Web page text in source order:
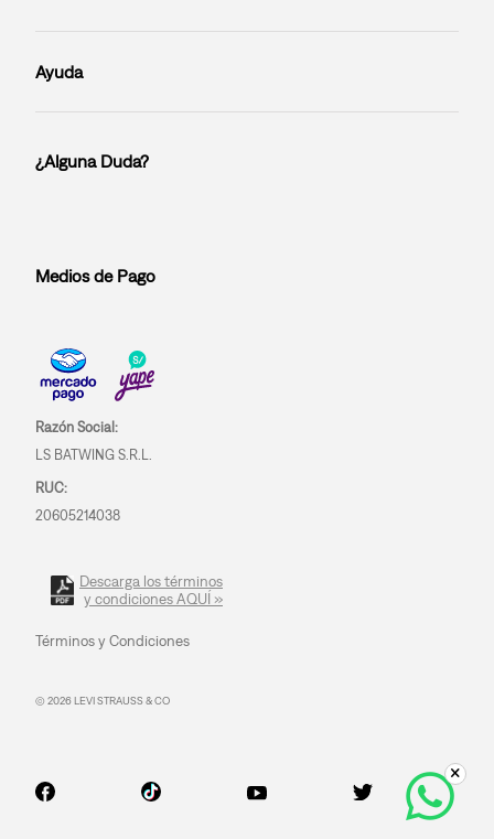
Ayuda
¿Alguna Duda?
Medios de Pago
Razón Social:
LS BATWING S.R.L.
RUC:
20605214038
Descarga los términos
y condiciones AQUÍ »
Términos y Condiciones
© 2026 LEVI STRAUSS & CO